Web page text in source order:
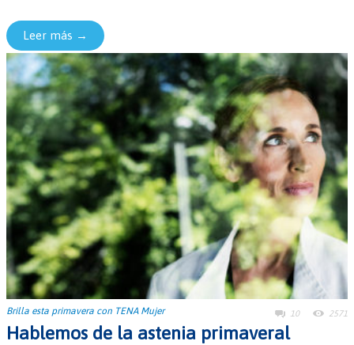
Leer más →
Brilla esta primavera con TENA Mujer 10 2571
Hablemos de la astenia primaveral